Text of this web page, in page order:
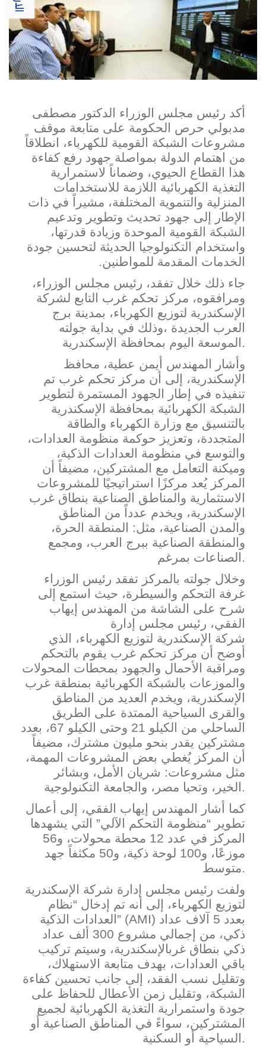
أكد رئيس مجلس الوزراء الدكتور مصطفى
مدبولي حرص الحكومة على متابعة موقف
مشروعات الشبكة القومية للكهرباء، انطلاقاً
من اهتمام الدولة بمواصلة جهود رفع كفاءة
هذا القطاع الحيوي، وضماناً لاستمرارية
التغذية الكهربائية اللازمة للاستخدامات
المنزلية والتنموية المختلفة، مشيراً في ذات
لإطار إلى جهود تحديث وتطوير وتدعيم
الشبكة القومية الموحدة وزيادة قدرتها،
واستخدام التكنولوجيا الحديثة لتحسين جودة
الخدمات المقدمة للمواطنين.
جاء ذلك خلال تفقد، رئيس مجلس الوزراء،
ومرافقوه، مركز تحكم غرب التابع لشركة
الإسكندرية لتوزيع الكهرباء، بمدينة برج
العرب الجديدة ،وذلك في بداية جولته
الموسعة اليوم بمحافظة الإسكندرية.
وأشار المهندس أيمن عطية، محافظ
الإسكندرية، إلى أن مركز تحكم غرب تم
تنفيذه في إطار الجهود المستمرة لتطوير
الشبكة الكهربائية بمحافظة الإسكندرية
بالتنسيق مع وزارة الكهرباء والطاقة
المتجددة، وتعزيز حوكمة منظومة العدادات،
والتوسع في منظومة العدادات الذكية،
وميكنة التعامل مع المشتركين، مضيفاً أن
المركز يُعد مركزًا استراتيجيًا للمشروعات
الاستثمارية والمناطق الصناعية بنطاق غرب
الإسكندرية، ويخدم عدداً من المناطق
والمدن الصناعية، مثل: المنطقة الحرة،
والمنطقة الصناعية ببرج العرب، ومجمع
الصناعات بمرغم.
وخلال جولته بالمركز تفقد رئيس الوزراء
غرفة التحكم والسيطرة، حيث استمع إلى
شرح على الشاشة من المهندس إيهاب
الفقي، رئيس مجلس إدارة
شركة
الإسكندرية لتوزيع الكهرباء، الذي
أوضح أن مركز تحكم غرب يقوم بالتحكم
ومراقبة الأحمال والجهود بمحطات المحولات
والموزعات بالشبكة الكهربائية بمنطقة غرب
الإسكندرية، ويخدم العديد من المناطق
والقرى السياحية الممتدة على الطريق
الساحلي من الكيلو 21 وحتى الكيلو 67، بعدد
مشتركين يقدر بنحو مليون مشترك، مضيفاً
أن المركز يُغطي بعض المشروعات المهمة،
مثل مشروعات: شريان الأمل، وبشائر
الخير، و تحيا مصر، والجامعة التكنولوجية.
كما أشار المهندس إيهاب الفقي، إلى أعمال
تطوير “منظومة التحكم الآلي” التي يشهدها
المركز في عدد 12 محطة محولات، و56
موزعًا، و100 لوحة ذكية، و50 مكثفاً جهد
متوسط.
ولفت رئيس مجلس إدارة شركة الإسكندرية
لتوزيع الكهرباء، إلى أنه تم إدخال “نظام
العدادات الذكية” (AMI) بعدد 5 آلاف عداد
ذكي، من إجمالي مشروع 300 ألف عداد
ذكي بنطاق غربالإسكندرية، وسيتم تركيب
باقي العدادات، بهدف متابعة الاستهلاك،
وتقليل نسب الفقد، إلى جانب تحسين كفاءة
الشبكة، وتقليل زمن الأعطال للحفاظ على
جودة واستمرارية التغذية الكهربائية لجميع
المشتركين، سواءً في المناطق الصناعية أو
السياحية أو السكنية.